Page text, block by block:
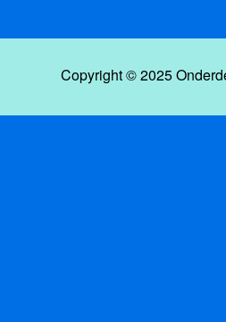
Copyright © 2025